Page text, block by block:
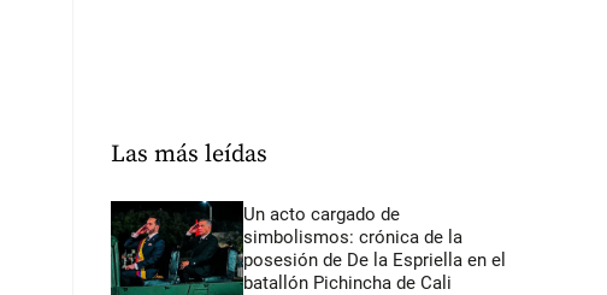
Las más leídas
Un acto cargado de
simbolismos: crónica de la
posesión de De la Espriella en el
batallón Pichincha de Cali